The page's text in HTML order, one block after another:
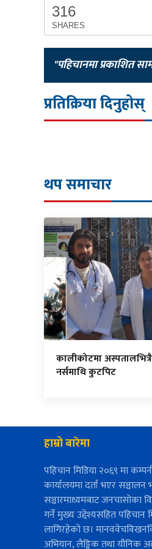
316
SHARES
"पहिचानमा प्रकाशित
प्रतिक्रिया दिनुहोस्
थप समाचार
कालीकोटमा
नर्समाथि कुटपिट
हाम्रो बारेमा
पहिचान मिडिया २०६९ मा
कार्यालयमा दर्ता भएर
सञ्चारमाध्यमबाट जनचासोका
गर्ने मुख्य उद्देश्यसहित पहिचान
लागिरहेको छ।
अभियान, लैङ्गिक तथा